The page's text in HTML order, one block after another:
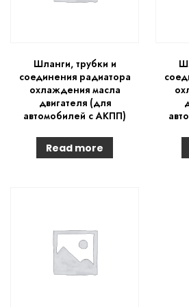
Шланги, трубки и
соединения радиатора
охлаждения масла
двигателя (для
автомобилей с АКПП)
Read more